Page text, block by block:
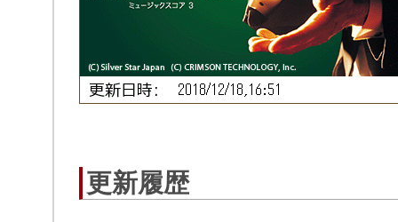
更新履歴